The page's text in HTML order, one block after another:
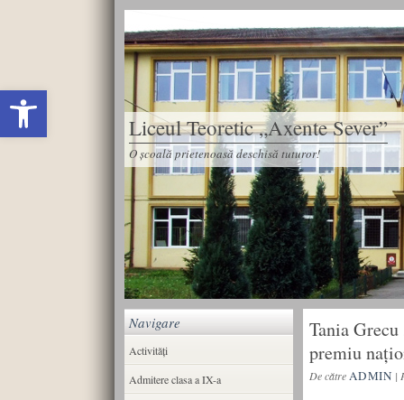
Deschide bara de unelte
Liceul Teoretic „Axente Sever”
O școală prietenoasă deschisă tuturor!
Tania
premiu
De cătreADMIN |
Navigare
Activități
Admitere clasa a IX-a